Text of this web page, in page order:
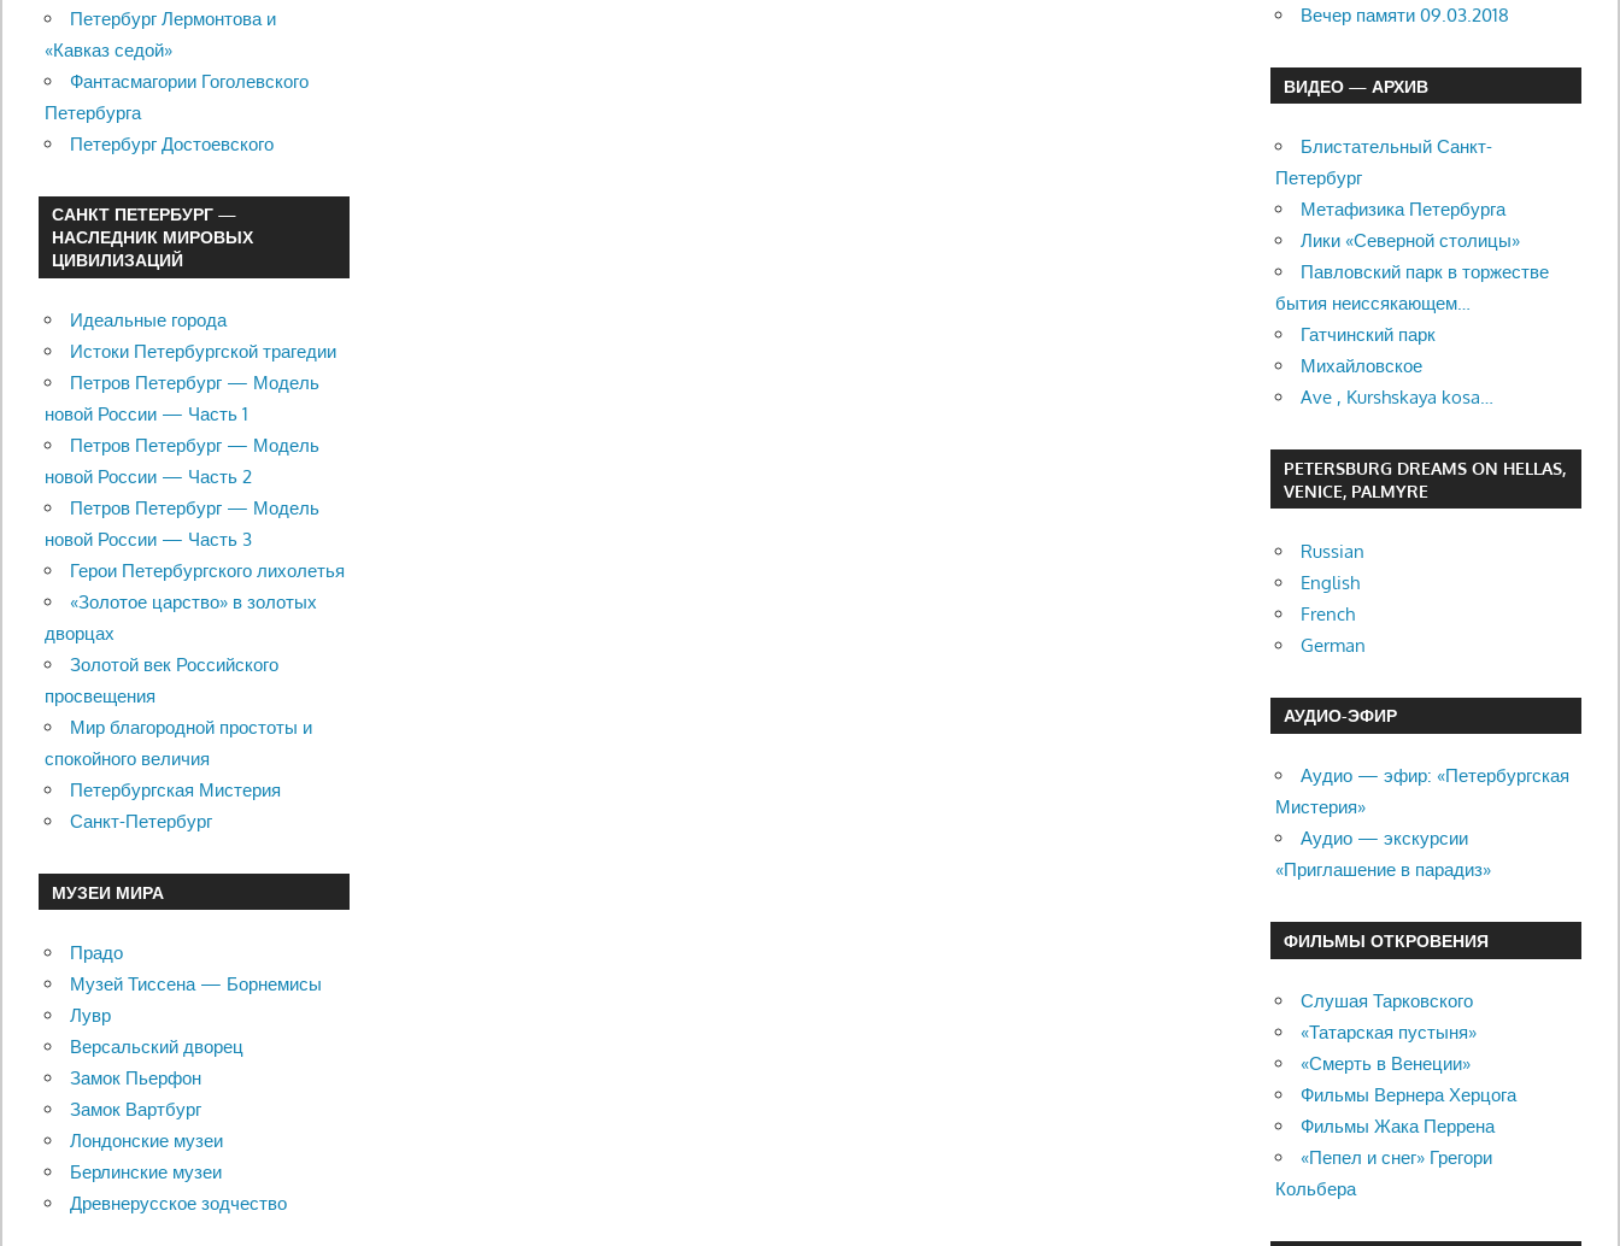
Петербург Лермонтова и
«Кавказ седой»
Фантасмагории Гоголевского
Петербурга
Петербург Достоевского
САНКТ ПЕТЕРБУРГ —
НАСЛЕДНИК МИРОВЫХ
ЦИВИЛИЗАЦИЙ
Идеальные города
Истоки Петербургской трагедии
Петров Петербург — Модель
новой России — Часть 1
Петров Петербург — Модель
новой России — Часть 2
Петров Петербург — Модель
новой России — Часть 3
Герои Петербургского лихолетья
«Золотое царство» в золотых
дворцах
Золотой век Российского
просвещения
Мир благородной простоты и
спокойного величия
Петербургская Мистерия
Санкт-Петербург
МУЗЕИ МИРА
Прадо
Музей Тиссена — Борнемисы
Лувр
Версальский дворец
Замок Пьерфон
Замок Вартбург
Лондонские музеи
Берлинские музеи
Древнерусское зодчество
Вечер памяти 09.03.2018
ВИДЕО — АРХИВ
Блистательный Санкт-
Петербург
Метафизика Петербурга
Лики «Северной столицы»
Павловский парк в торжестве
бытия неиссякающем…
Гатчинский парк
Михайловское
Ave , Kurshskaya kosa…
PETERSBURG DREAMS ON HELLAS,
VENICE, PALMYRE
Russian
English
French
German
АУДИО-ЭФИР
Аудио — эфир: «Петербургская
Мистерия»
Аудио — экскурсии
«Приглашение в парадиз»
ФИЛЬМЫ ОТКРОВЕНИЯ
Слушая Тарковского
«Татарская пустыня»
«Смерть в Венеции»
Фильмы Вернера Херцога
Фильмы Жака Перрена
«Пепел и снег» Грегори
Кольбера